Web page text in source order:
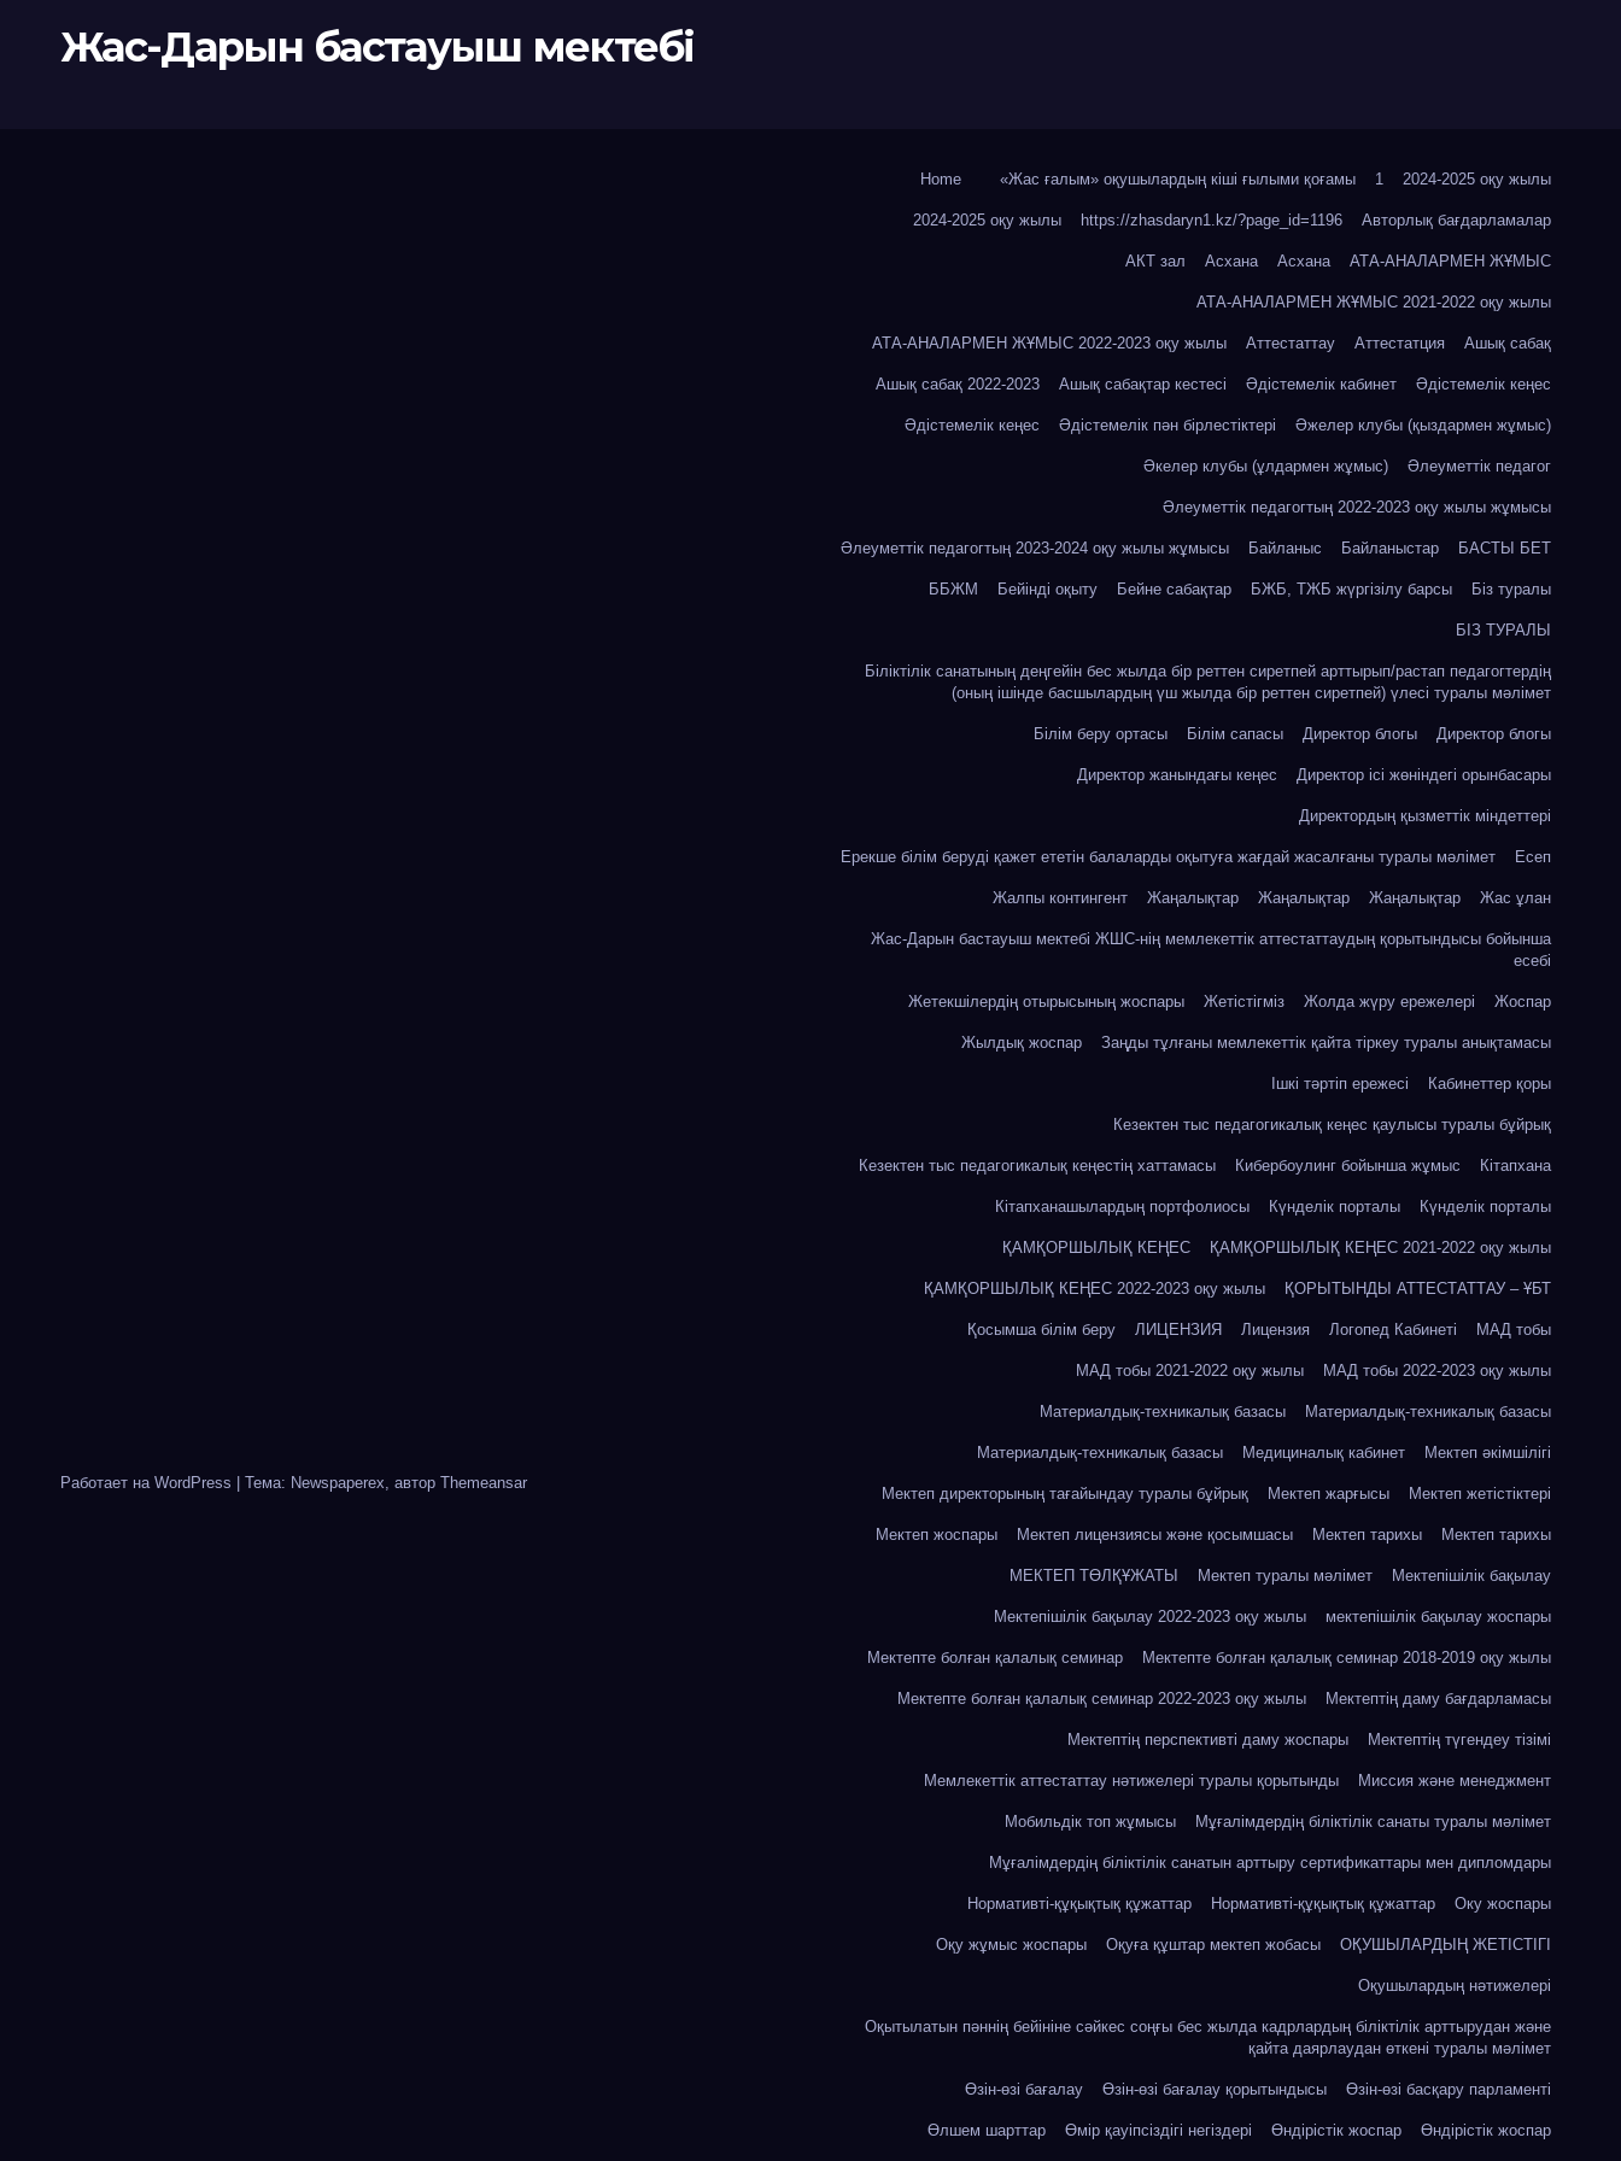
Жас-Дарын бастауыш мектебі
Работает на WordPress | Тема: Newspaperex, автор Themeansar
Home «Жас ғалым» оқушылардың кіші ғылыми қоғамы 1 2024-2025 оқу жылы
2024-2025 оқу жылы https://zhasdaryn1.kz/?page_id=1196 Авторлық бағдарламалар
АКТ зал Асхана Асхана АТА-АНАЛАРМЕН ЖҰМЫС
АТА-АНАЛАРМЕН ЖҰМЫС 2021-2022 оқу жылы
АТА-АНАЛАРМЕН ЖҰМЫС 2022-2023 оқу жылы Аттестаттау Аттестатция Ашық сабақ
Ашық сабақ 2022-2023 Ашық сабақтар кестесі Әдістемелік кабинет Әдістемелік кеңес
Әдістемелік кеңес Әдістемелік пән бірлестіктері Әжелер клубы (қыздармен жұмыс)
Әкелер клубы (ұлдармен жұмыс) Әлеуметтік педагог
Әлеуметтік педагогтың 2022-2023 оқу жылы жұмысы
Әлеуметтік педагогтың 2023-2024 оқу жылы жұмысы Байланыс Байланыстар БАСТЫ БЕТ
ББЖМ Бейінді оқыту Бейне сабақтар БЖБ, ТЖБ жүргізілу барсы Біз туралы
БІЗ ТУРАЛЫ
Біліктілік санатының деңгейін бес жылда бір реттен сиретпей арттырып/растап педагогтердің
(оның ішінде басшылардың үш жылда бір реттен сиретпей) үлесі туралы мәлімет
Білім беру ортасы Білім сапасы Директор блогы Директор блогы
Директор жанындағы кеңес Директор ісі жөніндегі орынбасары
Директордың қызметтік міндеттері
Ерекше білім беруді қажет ететін балаларды оқытуға жағдай жасалғаны туралы мәлімет Есеп
Жалпы контингент Жаңалықтар Жаңалықтар Жаңалықтар Жас ұлан
Жас-Дарын бастауыш мектебі ЖШС-нің мемлекеттік аттестаттаудың қорытындысы бойынша
есебі
Жетекшілердің отырысының жоспары Жетістігміз Жолда жүру ережелері Жоспар
Жылдық жоспар Заңды тұлғаны мемлекеттік қайта тіркеу туралы анықтамасы
Ішкі тәртіп ережесі Кабинеттер қоры
Кезектен тыс педагогикалық кеңес қаулысы туралы бұйрық
Кезектен тыс педагогикалық кеңестің хаттамасы Кибербоулинг бойынша жұмыс Кітапхана
Кітапханашылардың портфолиосы Күнделік порталы Күнделік порталы
ҚАМҚОРШЫЛЫҚ КЕҢЕС ҚАМҚОРШЫЛЫҚ КЕҢЕС 2021-2022 оқу жылы
ҚАМҚОРШЫЛЫҚ КЕҢЕС 2022-2023 оқу жылы ҚОРЫТЫНДЫ АТТЕСТАТТАУ – ҰБТ
Қосымша білім беру ЛИЦЕНЗИЯ Лицензия Логопед Кабинеті МАД тобы
МАД тобы 2021-2022 оқу жылы МАД тобы 2022-2023 оқу жылы
Материалдық-техникалық базасы Материалдық-техникалық базасы
Материалдық-техникалық базасы Медициналық кабинет Мектеп әкімшілігі
Мектеп директорының тағайындау туралы бұйрық Мектеп жарғысы Мектеп жетістіктері
Мектеп жоспары Мектеп лицензиясы және қосымшасы Мектеп тарихы Мектеп тарихы
МЕКТЕП ТӨЛҚҰЖАТЫ Мектеп туралы мәлімет Мектепішілік бақылау
Мектепішілік бақылау 2022-2023 оқу жылы мектепішілік бақылау жоспары
Мектепте болған қалалық семинар Мектепте болған қалалық семинар 2018-2019 оқу жылы
Мектепте болған қалалық семинар 2022-2023 оқу жылы Мектептің даму бағдарламасы
Мектептің перспективті даму жоспары Мектептің түгендеу тізімі
Мемлекеттік аттестаттау нәтижелері туралы қорытынды Миссия және менеджмент
Мобильдік топ жұмысы Мұғалімдердің біліктілік санаты туралы мәлімет
Мұғалімдердің біліктілік санатын арттыру сертификаттары мен дипломдары
Нормативті-құқықтық құжаттар Нормативті-құқықтық құжаттар Оку жоспары
Оқу жұмыс жоспары Оқуға құштар мектеп жобасы ОҚУШЫЛАРДЫҢ ЖЕТІСТІГІ
Оқушылардың нәтижелері
Оқытылатын пәннің бейініне сәйкес соңғы бес жылда кадрлардың біліктілік арттырудан және
қайта даярлаудан өткені туралы мәлімет
Өзін-өзі бағалау Өзін-өзі бағалау қорытындысы Өзін-өзі басқару парламенті
Өлшем шарттар Өмір қауіпсіздігі негіздері Өндірістік жоспар Өндірістік жоспар